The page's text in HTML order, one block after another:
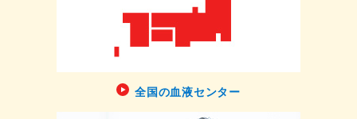
全国の血液センター